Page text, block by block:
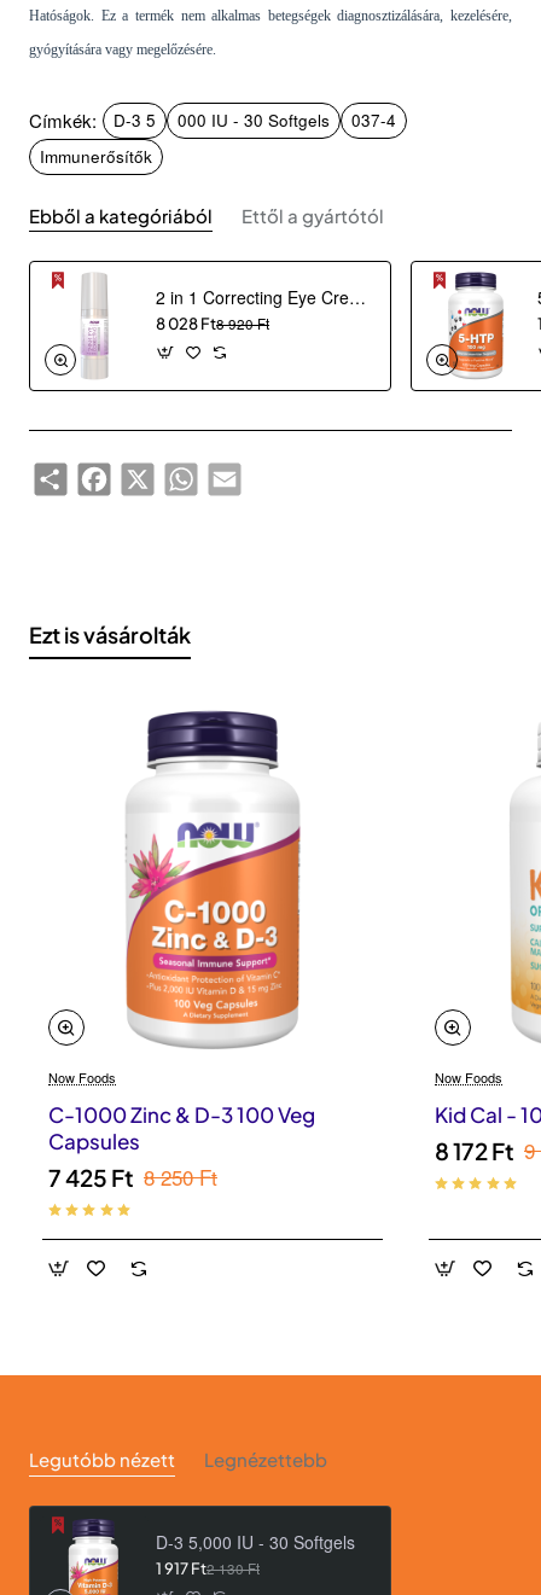
Hatóságok. Ez a termék nem alkalmas betegségek diagnosztizálására, kezelésére,
gyógyítására vagy megelőzésére.
Címkék: D-3 5 000 IU - 30 Softgels
037-4
Immunerősítők
Ebből a kategóriából Ettől a gyártótól
2 in 1 Correcting Eye Cream (30 ml)
8 028 Ft8 920 Ft
ShareFacebook
X WhatsAppEmail
Ezt is vásárolták
Now Foods
C-1000 Zinc & D-3 100 Veg
Capsules
7 425 Ft 8 250 Ft
Now Foods
Kid Cal -
8 172 Ft 9
Legutóbb nézett Legnézettebb
D-3 5,000 IU - 30 Softgels
1 917 Ft2 130 Ft